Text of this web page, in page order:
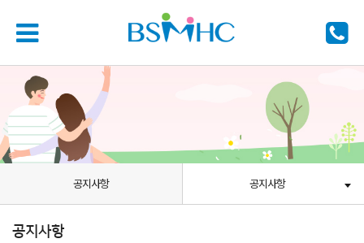
공지사항 공지사항
공지사항